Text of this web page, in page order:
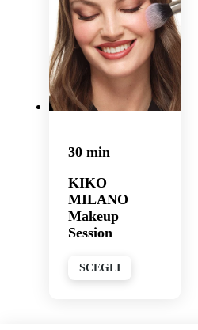
30 min
KIKO
MILANO
Makeup
Session
SCEGLI